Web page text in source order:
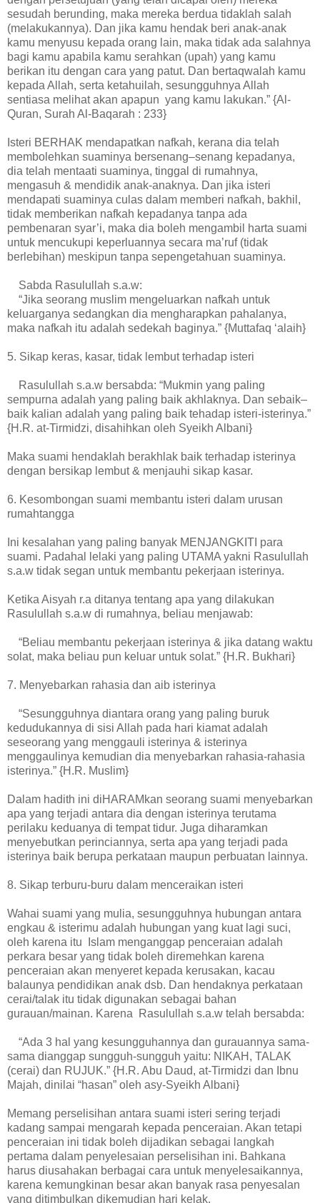
sesudah berunding, maka mereka berdua tidaklah salah
(melakukannya). Dan jika kamu hendak beri anak-anak
kamu menyusu kepada orang lain, maka tidak ada salahnya
bagi kamu apabila kamu serahkan (upah) yang kamu
berikan itu dengan cara yang patut. Dan bertaqwalah kamu
kepada Allah, serta ketahuilah, sesungguhnya Allah
sentiasa melihat akan apapun yang kamu lakukan.” {Al-
Quran, Surah Al-Baqarah : 233}
Isteri BERHAK mendapatkan nafkah, kerana dia telah
membolehkan suaminya bersenang–senang kepadanya,
dia telah mentaati suaminya, tinggal di rumahnya,
mengasuh & mendidik anak-anaknya. Dan jika isteri
mendapati suaminya culas dalam memberi nafkah, bakhil,
tidak memberikan nafkah kepadanya tanpa ada
pembenaran syar’i, maka dia boleh mengambil harta suami
untuk mencukupi keperluannya secara ma’ruf (tidak
berlebihan) meskipun tanpa sepengetahuan suaminya.
Sabda Rasulullah s.a.w:
“Jika seorang muslim mengeluarkan nafkah untuk
keluarganya sedangkan dia mengharapkan pahalanya,
maka nafkah itu adalah sedekah baginya.” {Muttafaq ‘alaih}
5. Sikap keras, kasar, tidak lembut terhadap isteri
Rasulullah s.a.w bersabda: “Mukmin yang paling
sempurna adalah yang paling baik akhlaknya. Dan sebaik–
baik kalian adalah yang paling baik tehadap isteri-isterinya.”
{H.R. at-Tirmidzi, disahihkan oleh Syeikh Albani}
Maka suami hendaklah berakhlak baik terhadap isterinya
dengan bersikap lembut & menjauhi sikap kasar.
6. Kesombongan suami membantu isteri dalam urusan
rumahtangga
Ini kesalahan yang paling banyak MENJANGKITI para
suami. Padahal lelaki yang paling UTAMA yakni Rasulullah
s.a.w tidak segan untuk membantu pekerjaan isterinya.
Ketika Aisyah r.a ditanya tentang apa yang dilakukan
Rasulullah s.a.w di rumahnya, beliau menjawab:
“Beliau membantu pekerjaan isterinya & jika datang waktu
solat, maka beliau pun keluar untuk solat.” {H.R. Bukhari}
7. Menyebarkan rahasia dan aib isterinya
“Sesungguhnya diantara orang yang paling buruk
kedudukannya di sisi Allah pada hari kiamat adalah
seseorang yang menggauli isterinya & isterinya
menggaulinya kemudian dia menyebarkan rahasia-rahasia
isterinya.” {H.R. Muslim}
Dalam hadith ini diHARAMkan seorang suami menyebarkan
apa yang terjadi antara dia dengan isterinya terutama
perilaku keduanya di tempat tidur. Juga diharamkan
menyebutkan perinciannya, serta apa yang terjadi pada
isterinya baik berupa perkataan maupun perbuatan lainnya.
8. Sikap terburu-buru dalam menceraikan isteri
Wahai suami yang mulia, sesungguhnya hubungan antara
engkau & isterimu adalah hubungan yang kuat lagi suci,
oleh karena itu Islam menganggap penceraian adalah
perkara besar yang tidak boleh diremehkan karena
penceraian akan menyeret kepada kerusakan, kacau
balaunya pendidikan anak dsb. Dan hendaknya perkataan
cerai/talak itu tidak digunakan sebagai bahan
gurauan/mainan. Karena Rasulullah s.a.w telah bersabda:
“Ada 3 hal yang kesungguhannya dan gurauannya sama-
sama dianggap sungguh-sungguh yaitu: NIKAH, TALAK
(cerai) dan RUJUK.” {H.R. Abu Daud, at-Tirmidzi dan Ibnu
Majah, dinilai “hasan” oleh asy-Syeikh Albani}
Memang perselisihan antara suami isteri sering terjadi
kadang sampai mengarah kepada penceraian. Akan tetapi
penceraian ini tidak boleh dijadikan sebagai langkah
pertama dalam penyelesaian perselisihan ini. Bahkana
harus diusahakan berbagai cara untuk menyelesaikannya,
karena kemungkinan besar akan banyak rasa penyesalan
yang ditimbulkan dikemudian hari kelak.